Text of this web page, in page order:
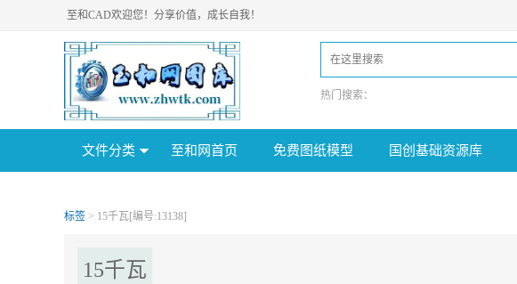
至和CAD欢迎您！分享价值，成长自我！
热门搜索：
文件分类 至和网首页 免费图纸模型 国创基础资源库
标签 > 15千瓦[编号:13138]
15千瓦